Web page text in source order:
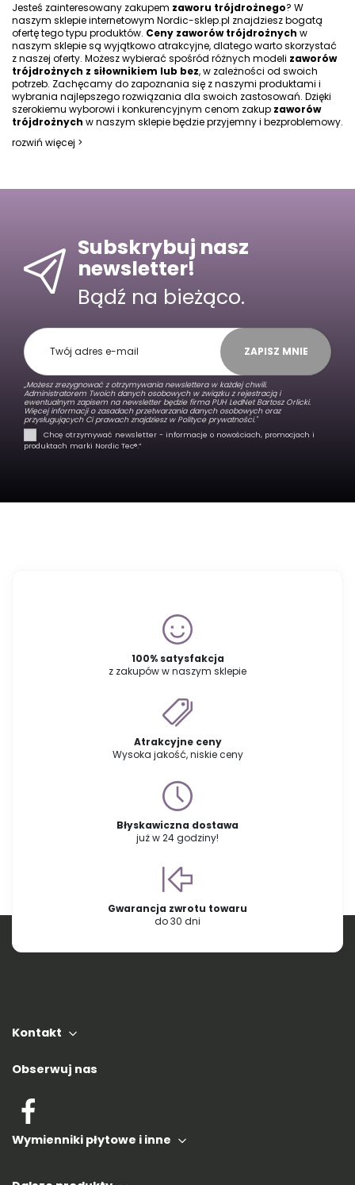
Jesteś zainteresowany zakupem zaworu trójdrożnego? W
naszym sklepie internetowym Nordic-sklep.pl znajdziesz bogatą
ofertę tego typu produktów. Ceny zaworów trójdrożnych w
naszym sklepie są wyjątkowo atrakcyjne, dlatego warto skorzystać
z naszej oferty. Możesz wybierać spośród różnych modeli zaworów
trójdrożnych z siłownikiem lub bez, w zależności od swoich
potrzeb. Zachęcamy do zapoznania się z naszymi produktami i
wybrania najlepszego rozwiązania dla swoich zastosowań. Dzięki
szerokiemu wyborowi i konkurencyjnym cenom zakup zaworów
trójdrożnych w naszym sklepie będzie przyjemny i bezproblemowy.
rozwiń więcej >
Subskrybuj nasz
newsletter!
Bądź na bieżąco.
ZAPISZ MNIE
„Możesz zrezygnować z otrzymywania newslettera w każdej chwili.
Administratorem Twoich danych osobowych w związku z rejestracją i
ewentualnym zapisem na newsletter będzie firma PUH LedNet Bartosz Orlicki.
Więcej informacji o zasadach przetwarzania danych osobowych oraz
przysługujących Ci prawach znajdziesz wPolityce prywatności."
Chcę otrzymywać newsletter - informacje o nowościach, promocjach i
produktach marki Nordic Tec®️.”
100% satysfakcja
z zakupów w naszym sklepie
Atrakcyjne ceny
Wysoka jakość, niskie ceny
Błyskawiczna dostawa
już w 24 godziny!
Gwarancja zwrotu towaru
do 30 dni
Kontakt
Obserwuj nas
Wymienniki płytowe i inne